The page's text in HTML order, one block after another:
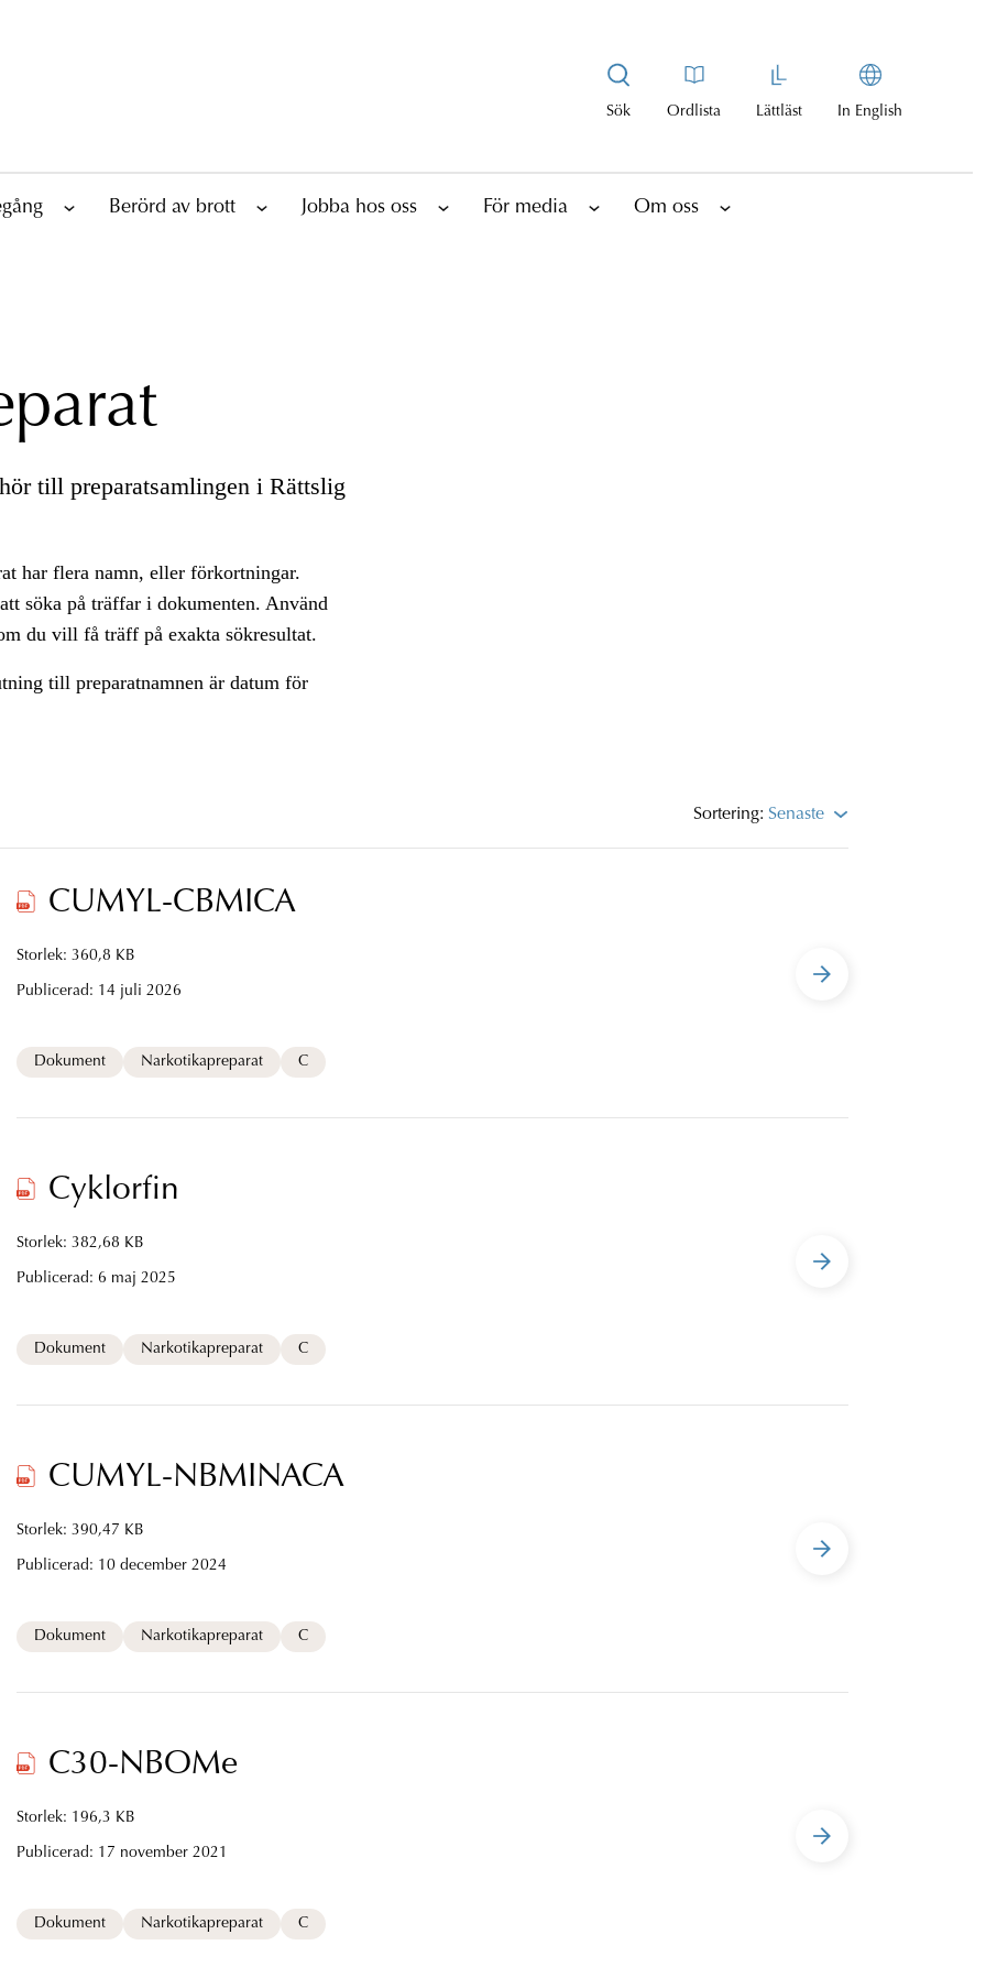
Sök Ordlista Lättläst In English
Berörd av brott Jobba hos oss För media Om oss
till preparatsamlingen i Rättslig
har flera namn, eller förkortningar.
söka på träffar i dokumenten. Använd
du vill få träff på exakta sökresultat.
till preparatnamnen är datum för
Sortering:Senaste
CUMYL-CBMICA
Storlek: 360,8 KB
Publicerad: 14 juli 2026
Dokument Narkotikapreparat C
Cyklorfin
Storlek: 382,68 KB
Publicerad: 6 maj 2025
Dokument Narkotikapreparat C
CUMYL-NBMINACA
Storlek: 390,47 KB
Publicerad: 10 december 2024
Dokument Narkotikapreparat C
C30-NBOMe
Storlek: 196,3 KB
Publicerad: 17 november 2021
Dokument Narkotikapreparat C